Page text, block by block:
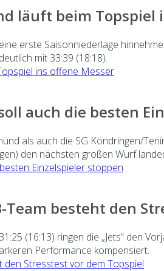
läuft beim Topspiel
erste Saisonniederlage
mit 33:39 (18:18).
ins offene Messer
auch die besten
als auch die SG Köndringen/
den nächsten großen Wurf
Einzelspieler stoppen
besteht den
(16:13) ringen die „Jets“ den
Performance kompensiert.
den Stresstest vor dem Topspiel